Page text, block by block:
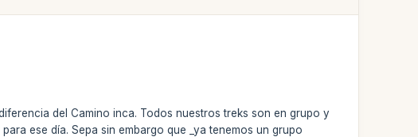
del Camino inca. Todos nuestros treks son en grupo y
ese día. Sepa sin embargo que _ya tenemos un grupo